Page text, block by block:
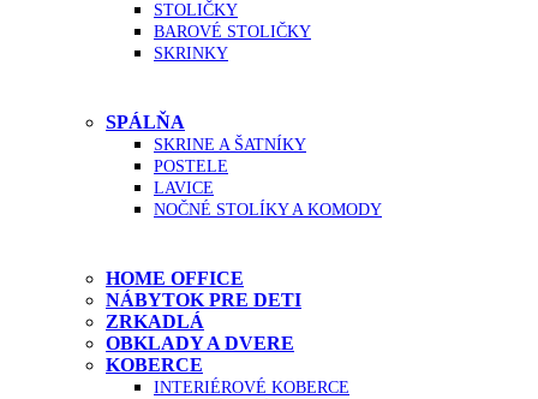
STOLIČKY
BAROVÉ STOLIČKY
SKRINKY
SPÁLŇA
SKRINE A ŠATNÍKY
POSTELE
LAVICE
NOČNÉ STOLÍKY A KOMODY
HOME OFFICE
NÁBYTOK PRE DETI
ZRKADLÁ
OBKLADY A DVERE
KOBERCE
INTERIÉROVÉ KOBERCE